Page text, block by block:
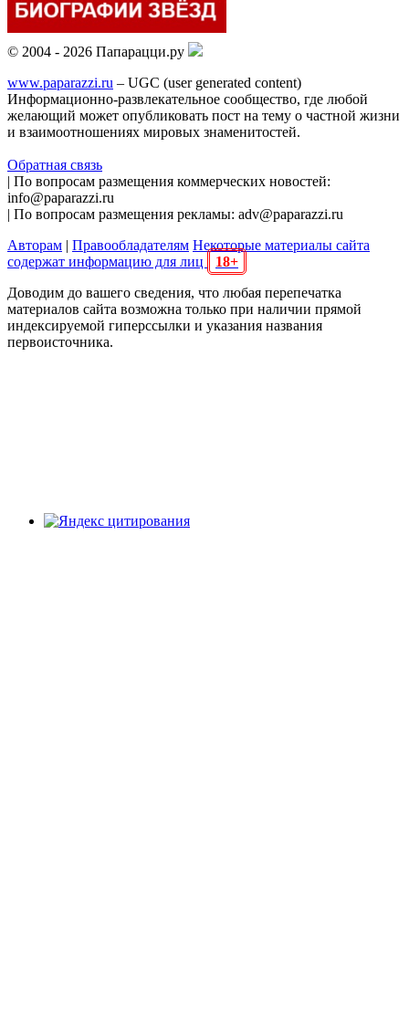
© 2004 - 2026 Папарацци.ру
www.paparazzi.ru – UGC (user generated content)
Информационно-развлекательное сообщество, где любой
желающий может опубликовать пост на тему о частной жизни
и взаимоотношениях мировых знаменитостей.
Обратная связь
| По вопросам размещения коммерческих новостей:
info@paparazzi.ru
| По вопросам размещения рекламы: adv@paparazzi.ru
Авторам | Правообладателям Некоторые материалы сайта
содержат информацию для лиц
18+
Доводим до вашего сведения, что любая перепечатка
материалов сайта возможна только при наличии прямой
индексируемой гиперссылки и указания названия
первоисточника.